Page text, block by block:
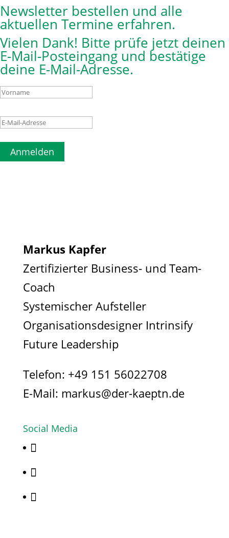
Newsletter bestellen und alle
aktuellen Termine erfahren.
Vielen Dank! Bitte prüfe jetzt deinen
E-Mail-Posteingang und bestätige
deine E-Mail-Adresse.
Anmelden
Markus Kapfer
Zertifizierter Business- und Team-
Coach
Systemischer Aufsteller
Organisationsdesigner Intrinsify
Future Leadership
Telefon: +49 151 56022708
E-Mail: markus@der-kaeptn.de
Social Media


